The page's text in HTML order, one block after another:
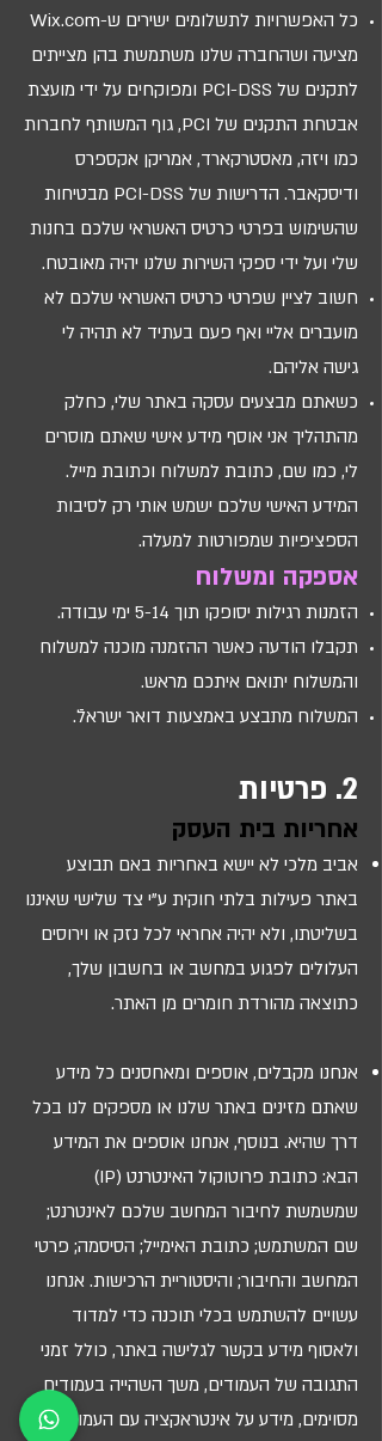
כל האפשרויות לתשלומים ישירים ש-Wix.com
מציעה ושהחברה שלנו משתמשת בהן מצייתים
לתקנים של PCI-DSS ומפוקחים על ידי מועצת
אבטחת התקנים של PCI, גוף המשותף לחברות
כמו ויזה, מאסטרקארד, אמריקן אקספרס
ודיסקאבר. הדרישות של PCI-DSS מבטיחות
שהשימוש בפרטי כרטיס האשראי שלכם בחנות
שלי ועל ידי ספקי השירות שלנו יהיה מאובטח.
חשוב לציין שפרטי כרטיס האשראי שלכם לא
מועברים אליי ואף פעם בעתיד לא תהיה לי
גישה אליהם.
כשאתם מבצעים עסקה באתר שלי, כחלק
מהתהליך אני אוסף מידע אישי שאתם מוסרים
לי, כמו שם, כתובת למשלוח וכתובת מייל.
המידע האישי שלכם ישמש אותי רק לסיבות
הספציפיות שמפורטות למעלה.
אספקה ומשלוח
הזמנות רגילות יסופקו תוך 5-14 ימי עבודה.
תקבלו הודעה כאשר ההזמנה מוכנה למשלוח
והמשלוח יתואם איתכם מראש.
המשלוח מתבצע באמצעות דואר ישראל.
2. פרטיות
אחריות בית העסק
אביב מלכי לא יישא באחריות באם תבוצע
באתר פעילות בלתי חוקית ע"י צד שלישי שאיננו
בשליטתו, ולא יהיה אחראי לכל נזק או וירוסים
העלולים לפגוע במחשב או בחשבון שלך,
כתוצאה מהורדת חומרים מן האתר.
אנחנו מקבלים, אוספים ומאחסנים כל מידע
שאתם מזינים באתר שלנו או מספקים לנו בכל
דרך שהיא. בנוסף, אנחנו אוספים את המידע
הבא: כתובת פרוטוקול האינטרנט (IP)
שמשמשת לחיבור המחשב שלכם לאינטרנט;
שם המשתמש; כתובת האימייל; הסיסמה; פרטי
המחשב והחיבור; והיסטוריית הרכישות. אנחנו
עשויים להשתמש בכלי תוכנה כדי למדוד
ולאסוף מידע בקשר לגלישה באתר, כולל זמני
התגובה של העמודים, משך השהייה בעמודים
מסוימים, מידע על אינטראקציה עם העמוד ומה